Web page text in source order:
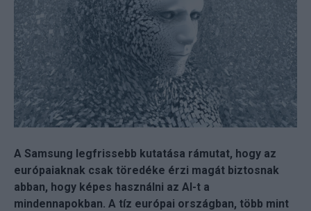
A Samsung legfrissebb kutatása rámutat, hogy az
európaiaknak csak töredéke érzi magát biztosnak
abban, hogy képes használni az AI-t a
mindennapokban. A tíz európai országban, több mint